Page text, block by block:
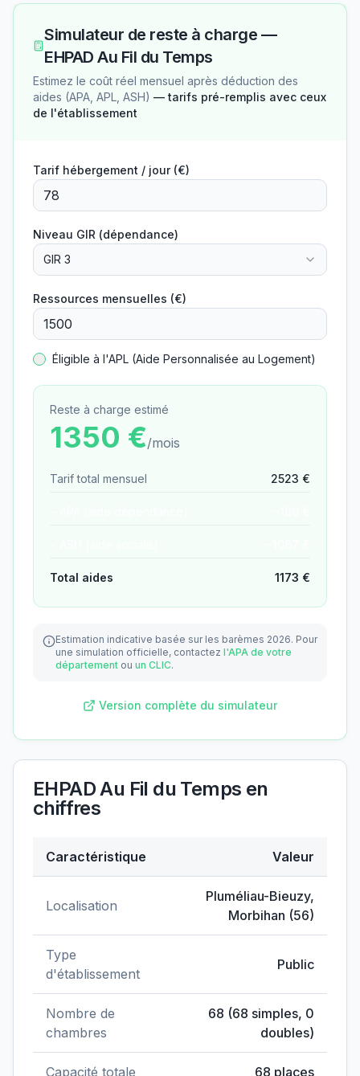
Simulateur de reste à charge —
EHPAD Au Fil du Temps
Estimez le coût réel mensuel après déduction des
aides (APA, APL, ASH) — tarifs pré-remplis avec ceux
de l'établissement
Tarif hébergement / jour (€)
Niveau GIR (dépendance)
GIR 3
Ressources mensuelles (€)
Éligible à l'APL (Aide Personnalisée au Logement)
Reste à charge estimé
1350 €/mois
Tarif total mensuel 2523 €
Total aides 1173 €
Estimation indicative basée sur les barèmes 2026. Pour
une simulation officielle, contactez l'APA de votre
département ou un CLIC.
Version complète du simulateur
EHPAD Au Fil du Temps en
chiffres
Caractéristique Valeur
Localisation
Pluméliau-Bieuzy,
Morbihan (56)
Type
d'établissement
Public
Nombre de
chambres
68 (68 simples, 0
doubles)
Capacité totale 68 places